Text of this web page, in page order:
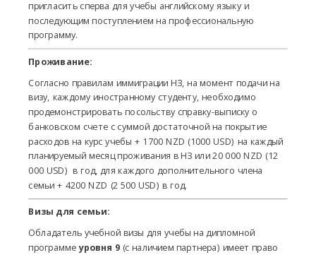
пригласить сперва для учебы английскому языку и
последующим поступлением на профессиональную
программу.
Проживание:
Согласно правилам иммиграции НЗ,на момент подачи на
визу, каждому иностранному студенту, необходимо
продемонстрировать посольству справку-выписку о
банковском счете с суммой достаточной на покрытие
расходов на курс учебы + 1700 NZD (1000 USD) на каждый
планируемый месяц проживания в НЗ или 20 000 NZD (12
000 USD) в год, для каждого дополнительного члена
семьи + 4200 NZD (2 500 USD) в год.
Визы для семьи:
Обладатель учебной визы для учебы на дипломной
программеуровня 9 (с наличием партнера) имеет право